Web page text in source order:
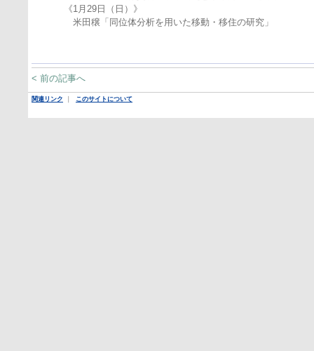
《1月29日（日）》
米田穣「同位体分析を用いた移動・移住の研究」
< 前の記事へ
関連リンク このサイトについて